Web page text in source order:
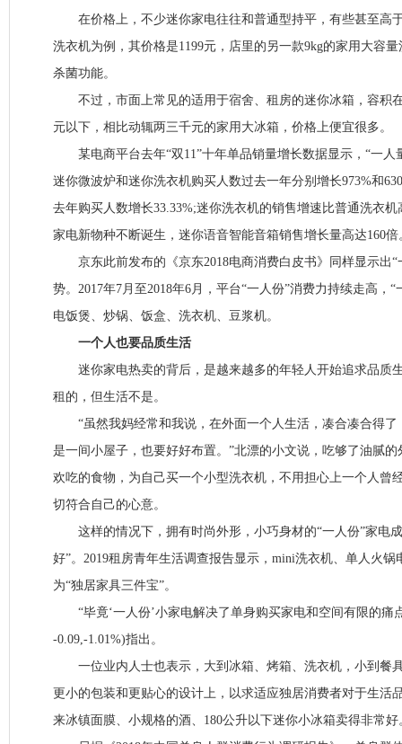
在价格上，不少迷你家电往往和普通型持平，有些甚至高
洗衣机为例，其价格是1199元，店里的另一款9kg的家用大容
杀菌功能。
不过，市面上常见的适用于宿舍、租房的迷你冰箱，容积在
元以下，相比动辄两三千元的家用大冰箱，价格上便宜很多。
某电商平台去年“双11”十年单品销量增长数据显示，“一人
迷你微波炉和迷你洗衣机购买人数过去一年分别增长973%和
去年购买人数增长33.33%;迷你洗衣机的销售增速比普通洗衣
家电新物种不断诞生，迷你语音智能音箱销售增长量高达160倍
京东此前发布的《京东2018电商消费白皮书》同样显示出“
势。2017年7月至2018年6月，平台“一人份”消费力持续走高，
电饭煲、炒锅、饭盒、洗衣机、豆浆机。
一个人也要品质生活
迷你家电热卖的背后，是越来越多的年轻人开始追求品质
租的，但生活不是。
“虽然我妈经常和我说，在外面一个人生活，凑合凑合得了
是一间小屋子，也要好好布置。”北漂的小文说，吃够了油腻
欢吃的食物，为自己买一个小型洗衣机，不用担心上一个人曾
切符合自己的心意。
这样的情况下，拥有时尚外形，小巧身材的“一人份”家电
好”。2019租房青年生活调查报告显示，mini洗衣机、单人火锅
为“独居家具三件宝”。
“毕竟‘一人份’小家电解决了单身购买家电和空间有限的痛
-0.09,-1.01%)指出。
一位业内人士也表示，大到冰箱、烤箱、洗衣机，小到餐
更小的包装和更贴心的设计上，以求适应独居消费者对于生活
来冰镇面膜、小规格的酒、180公升以下迷你小冰箱卖得非常好